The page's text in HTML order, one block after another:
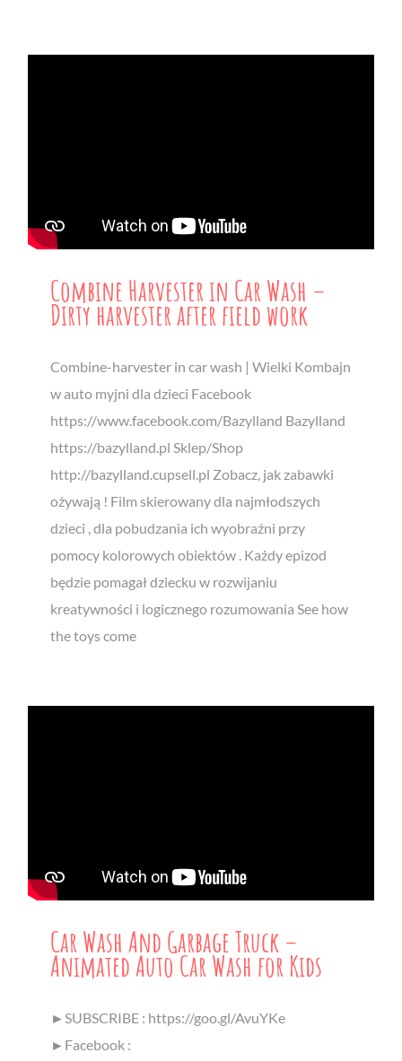
Combine Harvester in Car Wash –
Dirty harvester after field work
Combine-harvester in car wash | Wielki Kombajn
w auto myjni dla dzieci Facebook
https://www.facebook.com/Bazylland Bazylland
https://bazylland.pl Sklep/Shop
http://bazylland.cupsell.pl Zobacz, jak zabawki
ożywają ! Film skierowany dla najmłodszych
dzieci , dla pobudzania ich wyobraźni przy
pomocy kolorowych obiektów . Każdy epizod
będzie pomagał dziecku w rozwijaniu
kreatywności i logicznego rozumowania See how
the toys come
Car Wash And Garbage Truck –
Animated Auto Car Wash for Kids
►SUBSCRIBE : https://goo.gl/AvuYKe
►Facebook :